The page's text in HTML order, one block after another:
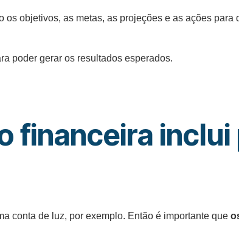
objetivos, as metas, as projeções e as ações para
poder gerar os resultados esperados.
financeira
conta de luz, por exemplo. Então é importante que